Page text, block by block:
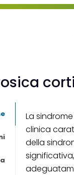
La
clinica
della